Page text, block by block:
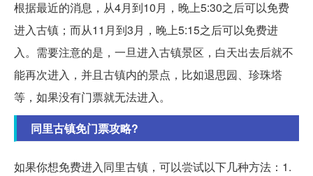
根据最近的消息，从4月到10月，晚上5:30之后可以免费
进入古镇；而从11月到3月，晚上5:15之后可以免费进
入。需要注意的是，一旦进入古镇景区，白天出去后就不
能再次进入，并且古镇内的景点，比如退思园、珍珠塔
等，如果没有门票就无法进入。
同里古镇免门票攻略?
如果你想免费进入同里古镇，可以尝试以下几种方法：1.